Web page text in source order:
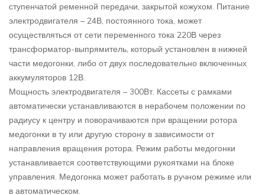
ступенчатой ременной передачи, закрытой кожухом. Питание
электродвигателя – 24В, постоянного тока, может
осуществляться от сети переменного тока 220В через
трансформатор-выпрямитель, который установлен в нижней
части медогонки, либо от двух последовательно включенных
аккумуляторов 12В.
Мощность электродвигателя – 300Вт. Кассеты с рамками
автоматически устанавливаются в нерабочем положении по
радиусу к центру и поворачиваются при вращении ротора
медогонки в ту или другую сторону в зависимости от
направления вращения ротора. Режим работы медогонки
устанавливается соответствующими рукоятками на блоке
управления. Медогонка может работать в ручном режиме или
в автоматическом.